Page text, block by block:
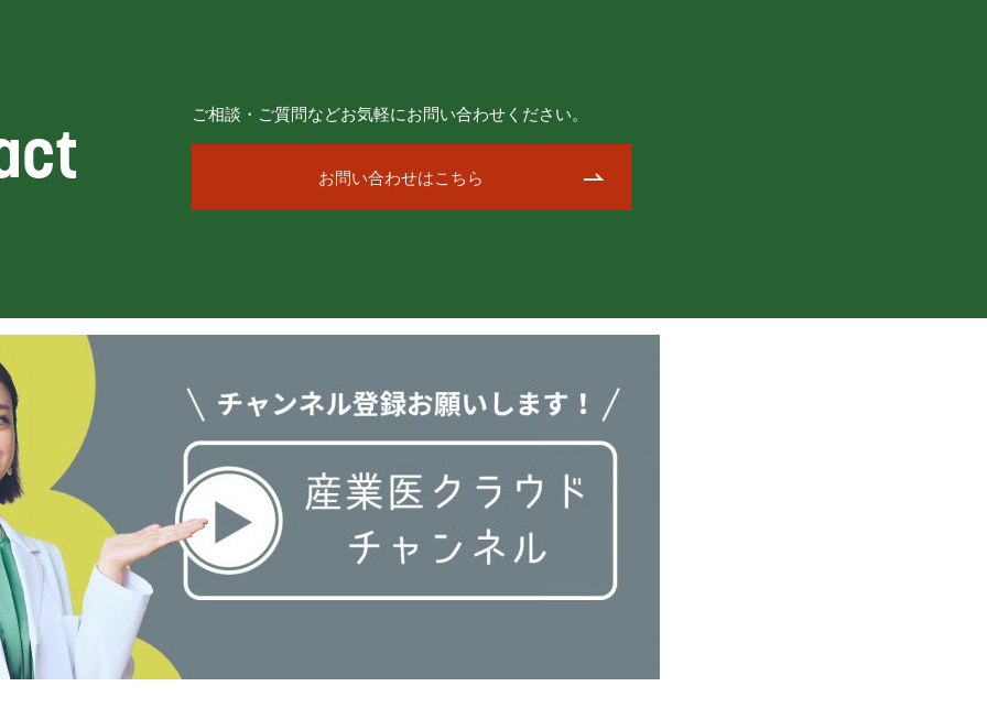
ご相談・ご質問などお気軽にお問い合わせください。
お問い合わせはこちら